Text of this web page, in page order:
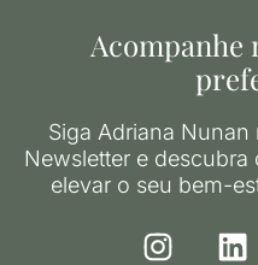
Acompanhe
Siga Adriana
Newsletter e
elevar o seu bem-